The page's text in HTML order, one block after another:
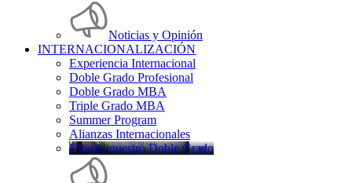
Noticias y Opinión
INTERNACIONALIZACIÓN
Experiencia Internacional
Doble Grado Profesional
Doble Grado MBA
Triple Grado MBA
Summer Program
Alianzas Internacionales
Estudia nuestro Doble Grado